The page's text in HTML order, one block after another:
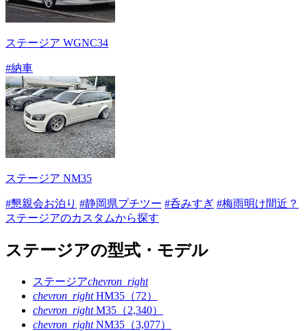
ステージア WGNC34
#納車
ステージア NM35
#懇親会お泊り #静岡県プチツー #呑みすぎ #梅雨明け間近？
ステージアのカスタムから探す
ステージアの型式・モデル
ステージアchevron_right
chevron_right HM35（72）
chevron_right M35（2,340）
chevron_right NM35（3,077）